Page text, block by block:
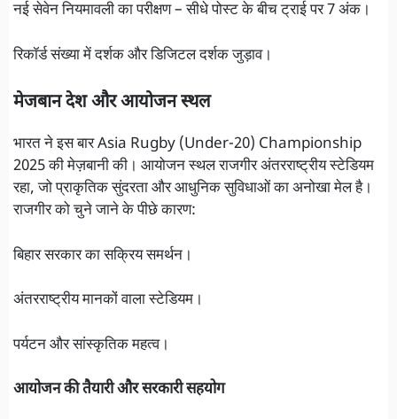
नई सेवेन नियमावली का परीक्षण – सीधे पोस्ट के बीच ट्राई पर 7 अंक।
रिकॉर्ड संख्या में दर्शक और डिजिटल दर्शक जुड़ाव।
मेजबान देश और आयोजन स्थल
भारत ने इस बार Asia Rugby (Under-20) Championship
2025 की मेज़बानी की। आयोजन स्थल राजगीर अंतरराष्ट्रीय स्टेडियम
रहा, जो प्राकृतिक सुंदरता और आधुनिक सुविधाओं का अनोखा मेल है।
राजगीर को चुने जाने के पीछे कारण:
बिहार सरकार का सक्रिय समर्थन।
अंतरराष्ट्रीय मानकों वाला स्टेडियम।
पर्यटन और सांस्कृतिक महत्व।
आयोजन की तैयारी और सरकारी सहयोग